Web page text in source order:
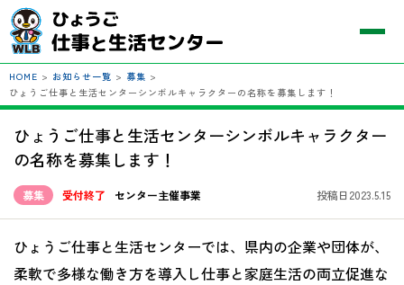
HOME > お知らせ一覧 > 募集 >
ひょうご仕事と生活センターシンボルキャラクターの名称を募集します！
ひょうご仕事と生活センターシンボルキャラクター
の名称を募集します！
募集 受付終了 センター主催事業 投稿日2023.5.15
ひょうご仕事と生活センターでは、県内の企業や団体が、
柔軟で多様な働き方を導入し仕事と家庭生活の両立促進な